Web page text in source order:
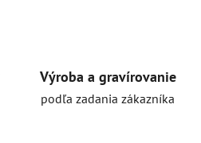
Výroba a gravírovanie
podľa zadania zákazníka